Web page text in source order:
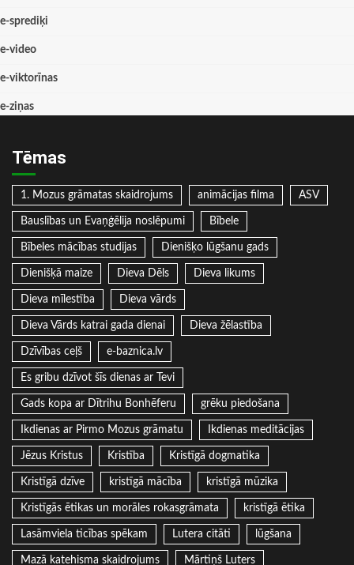
e-sprediķi
e-video
e-viktorīnas
e-ziņas
Tēmas
1. Mozus grāmatas skaidrojums animācijas filma ASV
Bauslības un Evaņģēlija noslēpumi Bībele
Bībeles mācības studijas Dienišķo lūgšanu gads
Dienišķā maize Dieva Dēls Dieva likums
Dieva mīlestība Dieva vārds
Dieva Vārds katrai gada dienai Dieva žēlastība
Dzīvības ceļš e-baznica.lv
Es gribu dzīvot šīs dienas ar Tevi
Gads kopa ar Dītrihu Bonhēferu grēku piedošana
Ikdienas ar Pirmo Mozus grāmatu Ikdienas meditācijas
Jēzus Kristus Kristība Kristīgā dogmatika
Kristīgā dzīve kristīgā mācība kristīgā mūzika
Kristīgās ētikas un morāles rokasgrāmata kristīgā ētika
Lasāmviela ticības spēkam Lutera citāti lūgšana
Mazā katehisma skaidrojums Mārtiņš Luters